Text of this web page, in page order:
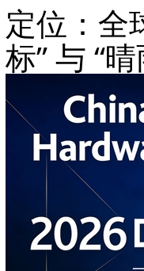
定位 ： 全
标” 与 “